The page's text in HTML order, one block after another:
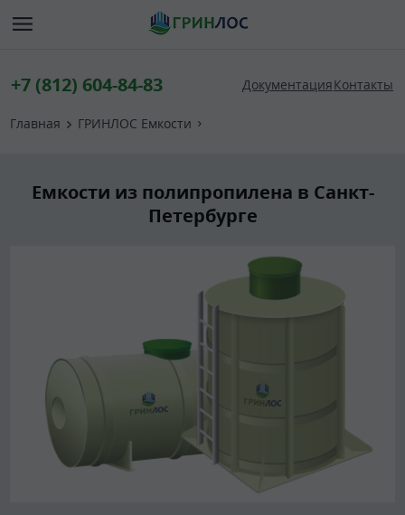
+7 (812) 604-84-83 ДокументацияКонтакты
Главная ГРИНЛОС Емкости
Емкости из полипропилена в Санкт-
Петербурге